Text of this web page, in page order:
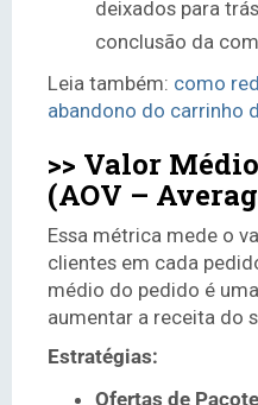
deixados para
conclusão da
Leia também: como
abandono do carrinho
>> Valor
(AOV –
Essa métrica mede o
clientes em cada
médio do pedido é
aumentar a receita do
Estratégias:
Ofertas de